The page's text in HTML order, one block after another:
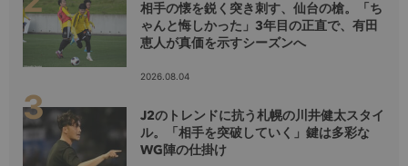
相手の懐を鋭く突き刺す、仙台の槍。「ち
ゃんと悔しかった」3年目の正直で、有田
恵人が真価を示すシーズンへ
2026.08.04
J2のトレンドに抗う札幌の川井健太スタイ
ル。「相手を突破していく」鍵は多彩な
WG陣の仕掛け